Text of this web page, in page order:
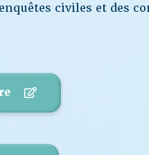
civiles et des